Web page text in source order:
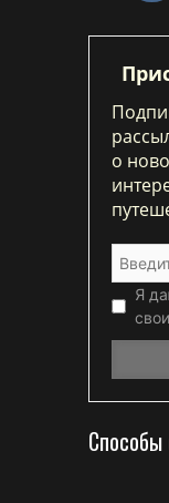
о
Я
Способы